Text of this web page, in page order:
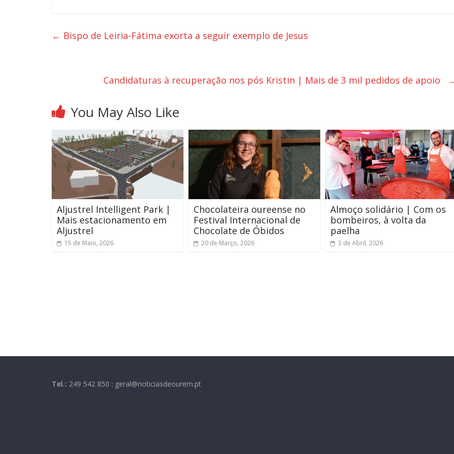
← Bispo de Leiria-Fátima exorta a seguir exemplo de Jesus
Candidaturas à recuperação nos pós Kristin | Mais de 3 mil pedidos de apoio
You May Also Like
Aljustrel Intelligent Park |
Mais estacionamento em
Aljustrel
15 de Maio, 2026
Chocolateira oureense no
Festival Internacional de
Chocolate de Óbidos
20 de Março, 2026
Almoço solidário | Com os
bombeiros, à volta da
paelha
3 de Abril, 2026
Tel.: 249 542 850 : geral@noticiasdeourem.pt